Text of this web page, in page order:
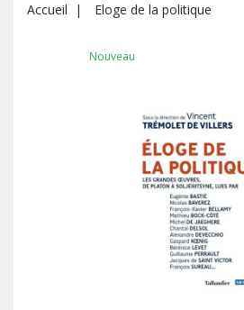
Accueil Eloge de la politique
Nouveau